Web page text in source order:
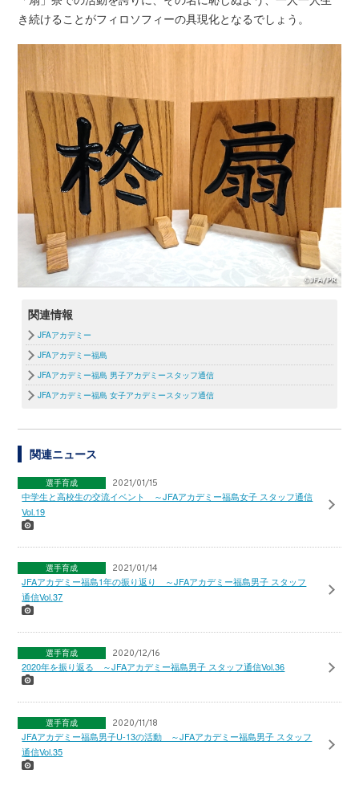
き続けることがフィロソフィーの具現化となるでしょう。
関連情報
JFAアカデミー
JFAアカデミー福島
JFAアカデミー福島 男子アカデミースタッフ通信
JFAアカデミー福島 女子アカデミースタッフ通信
関連ニュース
選手育成 2021/01/15
中学生と高校生の交流イベント ～JFAアカデミー福島女子 スタッフ通信
Vol.19
選手育成 2021/01/14
JFAアカデミー福島1年の振り返り ～JFAアカデミー福島男子 スタッフ
通信Vol.37
選手育成 2020/12/16
2020年を振り返る ～JFAアカデミー福島男子 スタッフ通信Vol.36
選手育成 2020/11/18
JFAアカデミー福島男子U-13の活動 ～JFAアカデミー福島男子 スタッフ
通信Vol.35